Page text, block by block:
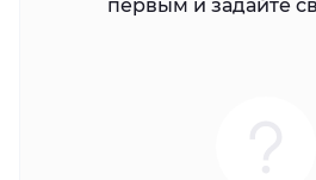
первым и задайте